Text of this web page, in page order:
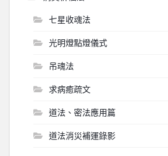
七星收魂法
光明燈點燈儀式
吊魂法
求病癒疏文
道法、密法應用篇
道法消災補運錄影